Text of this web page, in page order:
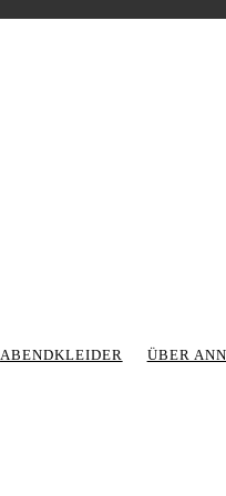
ABENDKLEIDER ÜBER